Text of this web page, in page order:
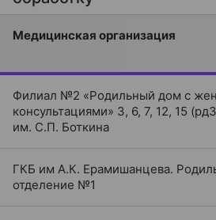
Медицинская организация
Филиал №2 «Родильный дом с
консультациями» 3, 6, 7, 12, 15
им. С.П. Боткина
ГКБ им А.К. Ерамишанцева.
отделение №1